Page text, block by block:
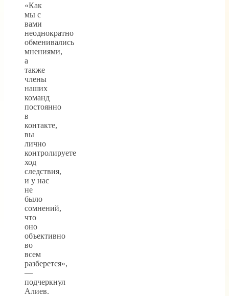
«Как
мы с
вами
неоднократно
обменивались
мнениями,
а
также
члены
наших
команд
постоянно
в
контакте,
вы
лично
контролируете
ход
следствия,
и у нас
не
было
сомнений,
что
оно
объективно
во
всем
разберется»,
—
подчеркнул
Алиев.